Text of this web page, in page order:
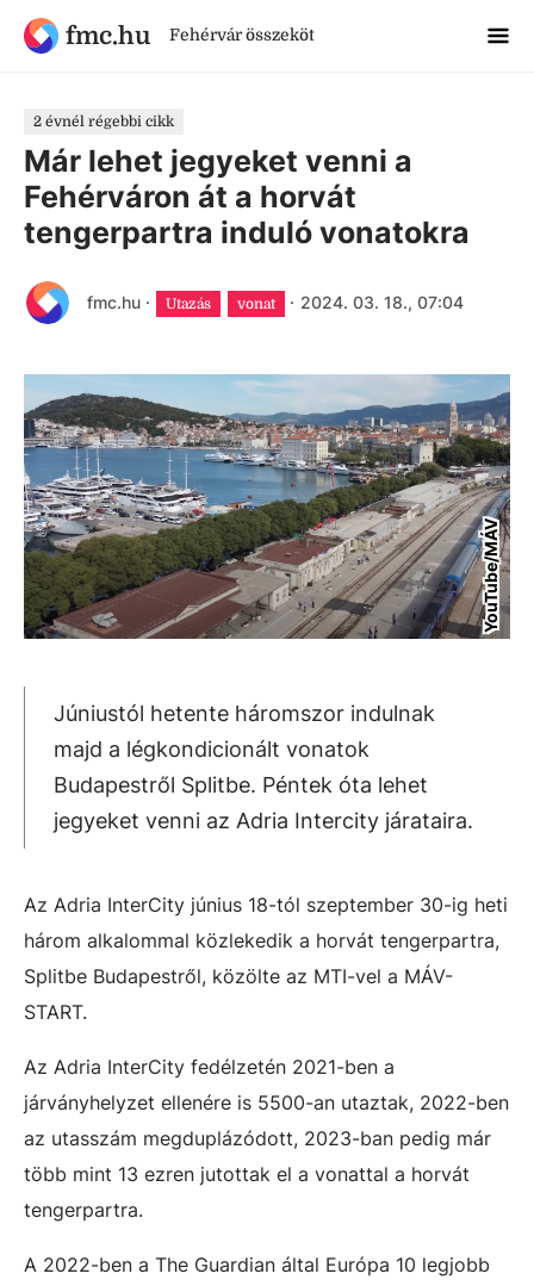
fmc.hu Fehérvár összeköt
2 évnél régebbi cikk
Már lehet jegyeket venni a
Fehérváron át a horvát
tengerpartra induló vonatokra
fmc.hu · Utazás vonat · 2024. 03. 18., 07:04
YouTube/MÁV
Júniustól hetente háromszor indulnak
majd a légkondicionált vonatok
Budapestről Splitbe. Péntek óta lehet
jegyeket venni az Adria Intercity járataira.
Az Adria InterCity június 18-tól szeptember 30-ig heti
három alkalommal közlekedik a horvát tengerpartra,
Splitbe Budapestről, közölte az MTI-vel a MÁV-
START.
Az Adria InterCity fedélzetén 2021-ben a
járványhelyzet ellenére is 5500-an utaztak, 2022-ben
az utasszám megduplázódott, 2023-ban pedig már
több mint 13 ezren jutottak el a vonattal a horvát
tengerpartra.
A 2022-ben a The Guardian által Európa 10 legjobb